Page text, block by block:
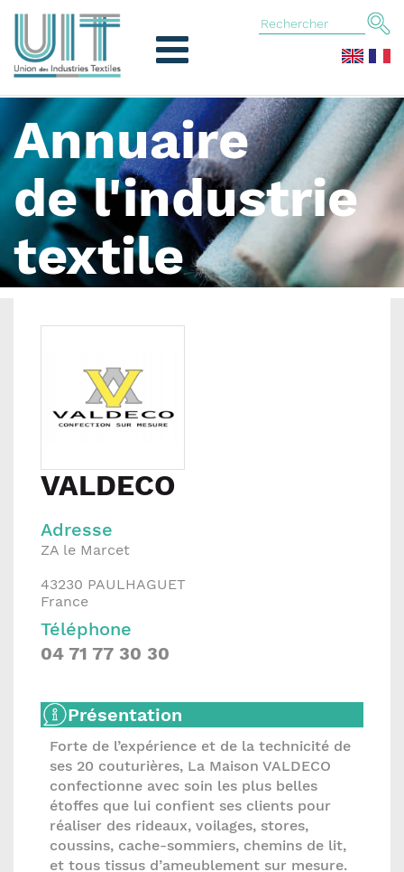
Annuaire
de l'industrie
textile
VALDECO
Adresse
ZA le Marcet
43230 PAULHAGUET
France
Téléphone
04 71 77 30 30
Présentation
Forte de l’expérience et de la technicité de
ses 20 couturières, La Maison VALDECO
confectionne avec soin les plus belles
étoffes que lui confient ses clients pour
réaliser des rideaux, voilages, stores,
coussins, cache-sommiers, chemins de lit,
et tous tissus d’ameublement sur mesure.